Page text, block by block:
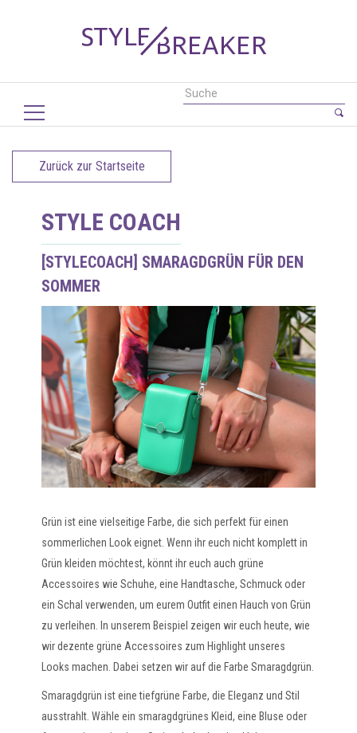
Zurück zur Startseite
STYLE COACH
[STYLECOACH] SMARAGDGRÜN FÜR DEN
SOMMER
Grün ist eine vielseitige Farbe, die sich perfekt für einen
sommerlichen Look eignet. Wenn ihr euch nicht komplett in
Grün kleiden möchtest, könnt ihr euch auch grüne
Accessoires wie Schuhe, eine Handtasche, Schmuck oder
ein Schal verwenden, um eurem Outfit einen Hauch von Grün
zu verleihen. In unserem Beispiel zeigen wir euch heute, wie
wir dezente grüne Accessoires zum Highlight unseres
Looks machen. Dabei setzen wir auf die Farbe Smaragdgrün.
Smaragdgrün ist eine tiefgrüne Farbe, die Eleganz und Stil
ausstrahlt. Wähle ein smaragdgrünes Kleid, eine Bluse oder